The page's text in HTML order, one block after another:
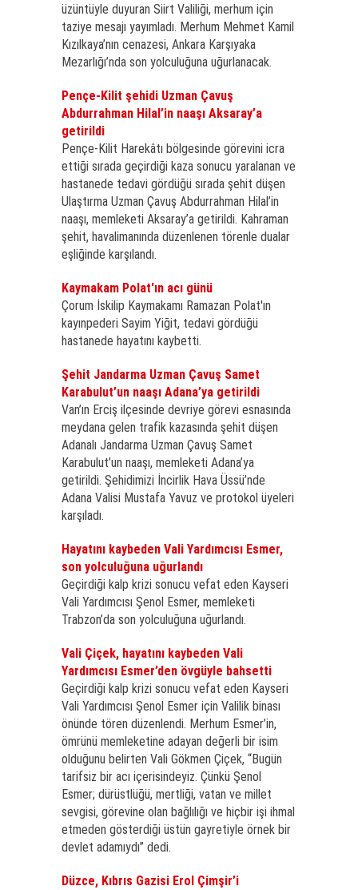
üzüntüyle duyuran Siirt Valiliği, merhum için
taziye mesajı yayımladı. Merhum Mehmet Kamil
Kızılkaya’nın cenazesi, Ankara Karşıyaka
Mezarlığı’nda son yolculuğuna uğurlanacak.
Pençe-Kilit şehidi Uzman Çavuş
Abdurrahman Hilal’in naaşı Aksaray’a
getirildi
Pençe-Kilit Harekâtı bölgesinde görevini icra
ettiği sırada geçirdiği kaza sonucu yaralanan ve
hastanede tedavi gördüğü sırada şehit düşen
Ulaştırma Uzman Çavuş Abdurrahman Hilal’in
naaşı, memleketi Aksaray’a getirildi. Kahraman
şehit, havalimanında düzenlenen törenle dualar
eşliğinde karşılandı.
Kaymakam Polat'ın acı günü
Çorum İskilip Kaymakamı Ramazan Polat'ın
kayınpederi Sayim Yiğit, tedavi gördüğü
hastanede hayatını kaybetti.
Şehit Jandarma Uzman Çavuş Samet
Karabulut’un naaşı Adana’ya getirildi
Van’ın Erciş ilçesinde devriye görevi esnasında
meydana gelen trafik kazasında şehit düşen
Adanalı Jandarma Uzman Çavuş Samet
Karabulut’un naaşı, memleketi Adana’ya
getirildi. Şehidimizi İncirlik Hava Üssü’nde
Adana Valisi Mustafa Yavuz ve protokol üyeleri
karşıladı.
Hayatını kaybeden Vali Yardımcısı Esmer,
son yolculuğuna uğurlandı
Geçirdiği kalp krizi sonucu vefat eden Kayseri
Vali Yardımcısı Şenol Esmer, memleketi
Trabzon’da son yolculuğuna uğurlandı.
Vali Çiçek, hayatını kaybeden Vali
Yardımcısı Esmer’den övgüyle bahsetti
Geçirdiği kalp krizi sonucu vefat eden Kayseri
Vali Yardımcısı Şenol Esmer için Valilik binası
önünde tören düzenlendi. Merhum Esmer’in,
ömrünü memleketine adayan değerli bir isim
olduğunu belirten Vali Gökmen Çiçek, “Bugün
tarifsiz bir acı içerisindeyiz. Çünkü Şenol
Esmer; dürüstlüğü, mertliği, vatan ve millet
sevgisi, görevine olan bağlılığı ve hiçbir işi ihmal
etmeden gösterdiği üstün gayretiyle örnek bir
devlet adamıydı” dedi.
Düzce, Kıbrıs Gazisi Erol Çimşir’i